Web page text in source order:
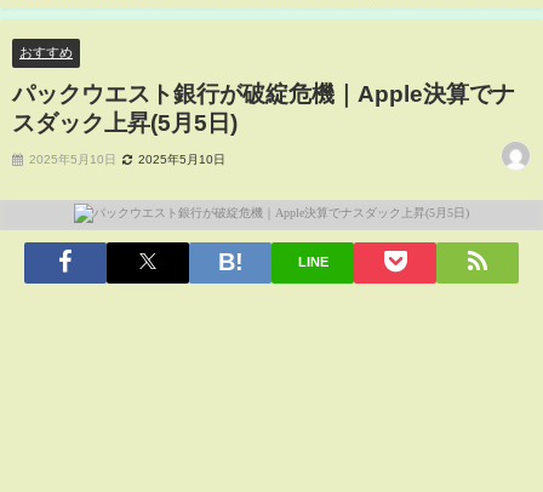
昇(5月5日)
おすすめ
パックウエスト銀行が破綻危機｜Apple決算でナ
スダック上昇(5月5日)
2025年5月10日 2025年5月10日
LINE